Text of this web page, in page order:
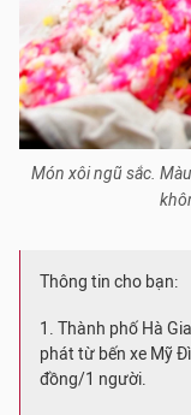
Món xôi ngũ sắc.
Thông tin cho bạn:
1. Thành phố Hà
phát từ bến xe Mỹ
đồng/1 người.